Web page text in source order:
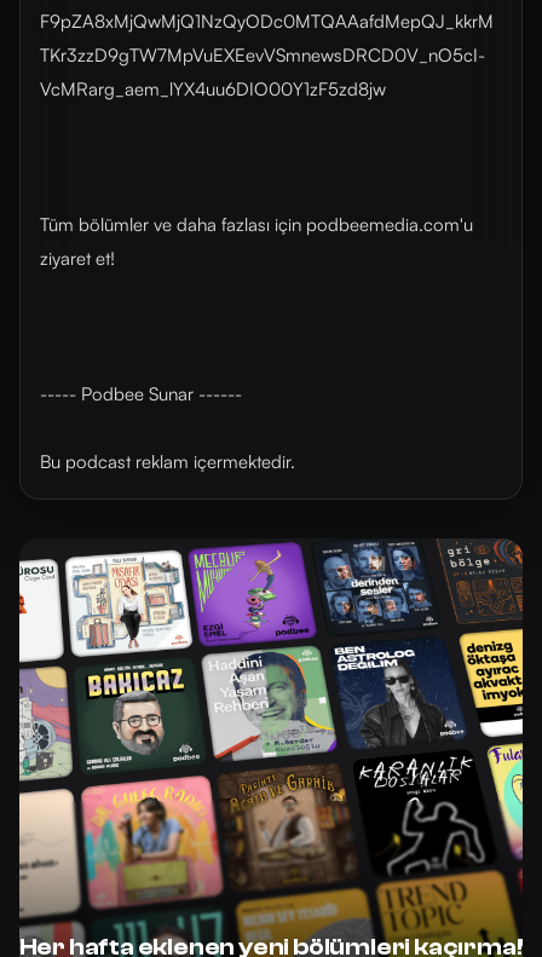
F9pZA8xMjQwMjQ1NzQyODc0MTQAAafdMepQJ_kkrM
TKr3zzD9gTW7MpVuEXEevVSmnewsDRCD0V_nO5cI-
VcMRarg_aem_lYX4uu6DIO00Y1zF5zd8jw
Tüm bölümler ve daha fazlası için ⁠⁠⁠⁠⁠⁠⁠⁠⁠⁠⁠⁠⁠⁠⁠⁠⁠⁠⁠⁠⁠⁠⁠⁠⁠⁠⁠⁠⁠⁠⁠podbeemedia.com⁠⁠⁠⁠⁠⁠⁠⁠⁠⁠⁠⁠⁠⁠⁠⁠⁠⁠⁠⁠⁠⁠⁠⁠⁠⁠⁠⁠⁠⁠⁠'u
ziyaret et!
----- Podbee Sunar ------
Bu podcast reklam içermektedir.
Her hafta eklenen yeni bölümleri kaçırma!